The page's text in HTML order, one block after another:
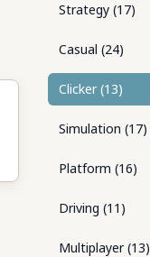
Strategy (17)
Casual (24)
Clicker (13)
Simulation (17)
Platform (16)
Driving (11 )
Multiplayer(13)